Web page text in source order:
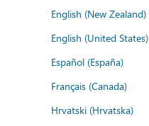
English (New Zealand)
English (United States)
Español (España)
Français (Canada)
Hrvatski (Hrvatska)